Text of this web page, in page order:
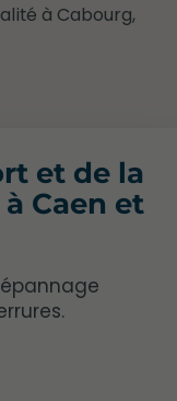
à Cabourg,
et de la
Caen et